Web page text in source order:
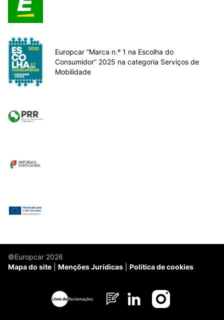
Europcar “Marca n.º 1 na Escolha do
Consumidor” 2025 na categoria Serviços de
Mobilidade
©Europcar 2026
Mapa do site
Menções Jurídicas Política de cookies